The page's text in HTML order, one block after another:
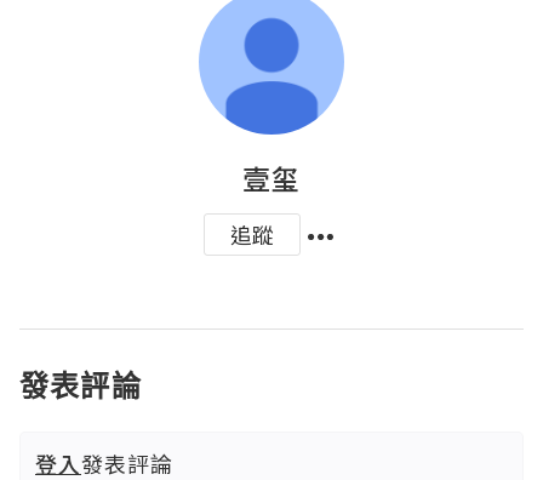
壹玺
追蹤
發表評論
登入發表評論